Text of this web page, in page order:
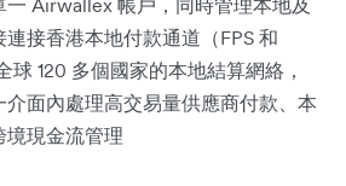
接香港本地付款通道（FPS 和
球 120 多個國家的本地結算網絡，
面內處理高交易量供應商付款、本
境現金流管理